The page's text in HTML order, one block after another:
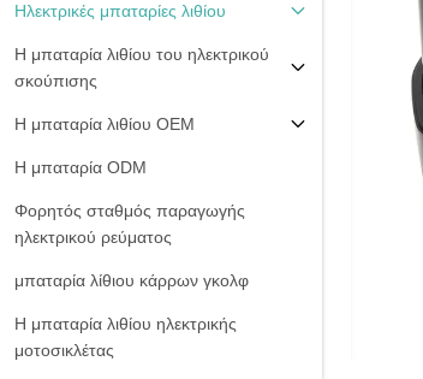
Ηλεκτρικές μπαταρίες λιθίου
Η μπαταρία λιθίου του ηλεκτρικού
σκούπισης
Η μπαταρία λιθίου OEM
Η μπαταρία ODM
Φορητός σταθμός παραγωγής
ηλεκτρικού ρεύματος
μπαταρία λίθιου κάρρων γκολφ
Η μπαταρία λιθίου ηλεκτρικής
μοτοσικλέτας